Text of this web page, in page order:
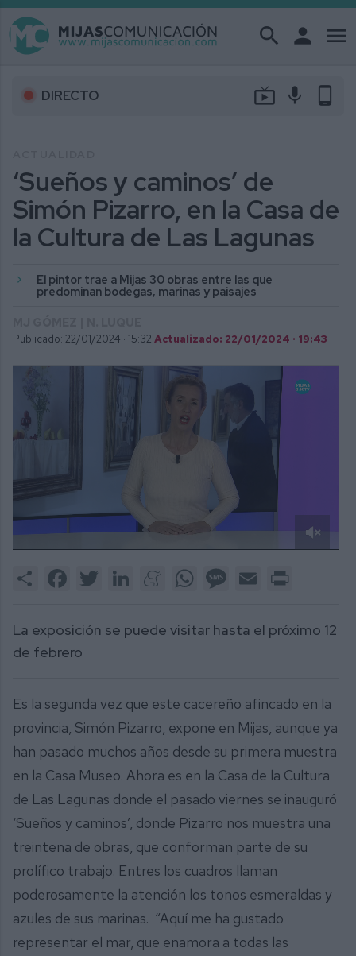
search person menu
DIRECTO live_tv mic phone_android
‘Sueños y caminos’ de
Simón Pizarro, en la Casa de
la Cultura de Las Lagunas
El pintor trae a Mijas 30 obras entre las que
predominan bodegas, marinas y paisajes
Publicado: 22/01/2024 · 15:32 Actualizado: 22/01/2024 · 19:43
2
Share FacebookTwitter LinkedInMeneameWhatsAppMessage
Email
La exposición se puede visitar hasta el próximo 12
de febrero
Es la segunda vez que este cacereño afincado en la
provincia, Simón Pizarro, expone en Mijas, aunque ya
han pasado muchos años desde su primera muestra
en la Casa Museo. Ahora es en la Casa de la Cultura
de Las Lagunas donde el pasado viernes se inauguró
‘Sueños y caminos’, donde Pizarro nos muestra una
treintena de obras, que conforman parte de su
prolífico trabajo. Entres los cuadros llaman
poderosamente la atención los tonos esmeraldas y
azules de sus marinas. “Aquí me ha gustado
representar el mar, que enamora a todas las